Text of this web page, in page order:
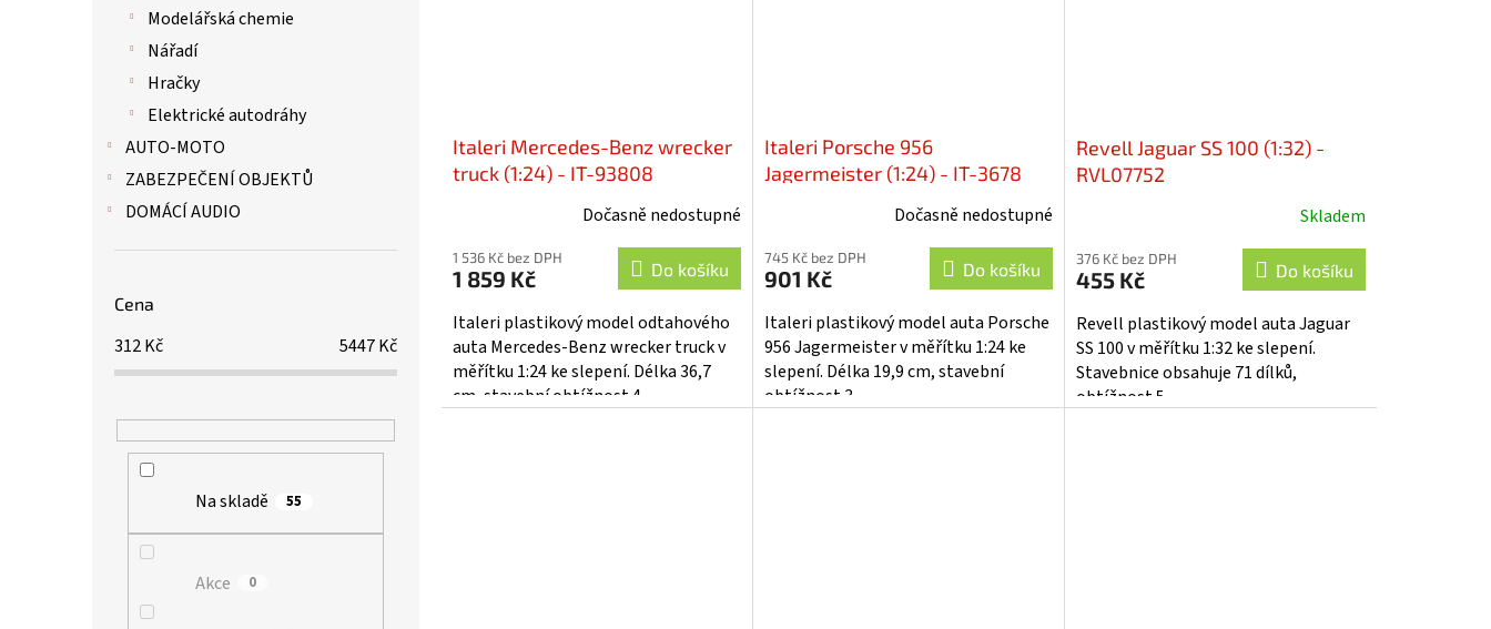
Modelářská chemie
Nářadí
Hračky
Elektrické autodráhy
AUTO-MOTO
ZABEZPEČENÍ OBJEKTŮ
DOMÁCÍ AUDIO
Cena
312Kč 5447Kč
Na skladě 55
Akce 0
Italeri Mercedes-Benz wrecker
truck (1:24) - IT-93808
Dočasně nedostupné
1 536 Kč bez DPH
1 859 Kč Do košíku
Italeri plastikový model odtahového
auta Mercedes-Benz wrecker truck v
měřítku 1:24 ke slepení. Délka 36,7
cm, stavební obtížnost 4.
Italeri Porsche 956
Jagermeister (1:24) - IT-3678
Dočasně nedostupné
745 Kč bez DPH
901 Kč Do košíku
Italeri plastikový model auta Porsche
956 Jagermeister v měřítku 1:24 ke
slepení. Délka 19,9 cm, stavební
obtížnost 3.
Revell Jaguar SS 100 (1:32) -
RVL07752
Skladem
376 Kč bez DPH
455 Kč Do košíku
Revell plastikový model auta Jaguar
SS 100 v měřítku 1:32 ke slepení.
Stavebnice obsahuje 71 dílků,
obtížnost 5.